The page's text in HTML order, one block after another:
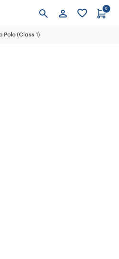
Anmelden
0
Polo (Class 1)